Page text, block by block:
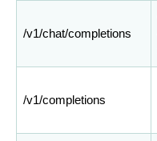
/v1/chat/completions
/v1/completions